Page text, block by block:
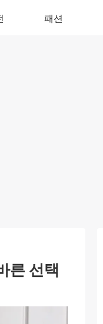
패션
른 선택